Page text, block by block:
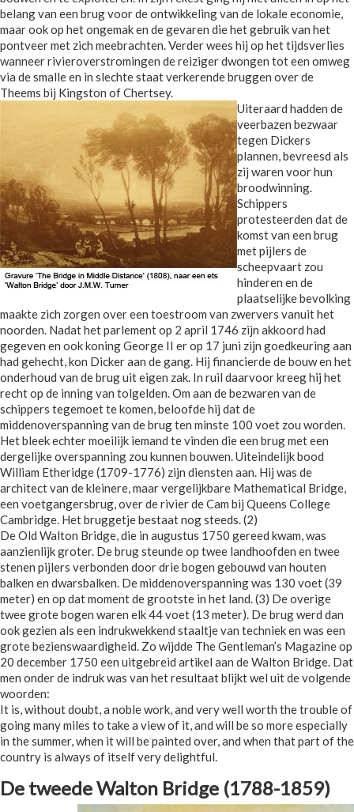
belang van een brug voor de ontwikkeling van de lokale economie,
maar ook op het ongemak en de gevaren die het gebruik van het
pontveer met zich meebrachten. Verder wees hij op het tijdsverlies
wanneer rivieroverstromingen de reiziger dwongen tot een omweg
via de smalle en in slechte staat verkerende bruggen over de
Theems bij Kingston of Chertsey.
Uiteraard hadden de
veerbazen bezwaar
tegen Dickers
plannen, bevreesd als
zij waren voor hun
broodwinning.
Schippers
protesteerden dat de
komst van een brug
met pijlers de
scheepvaart zou
hinderen en de
plaatselijke bevolking
maakte zich zorgen over een toestroom van zwervers vanuit het
noorden. Nadat het parlement op 2 april 1746 zijn akkoord had
gegeven en ook koning George II er op 17 juni zijn goedkeuring aan
had gehecht, kon Dicker aan de gang. Hij financierde de bouw en het
onderhoud van de brug uit eigen zak. In ruil daarvoor kreeg hij het
recht op de inning van tolgelden. Om aan de bezwaren van de
schippers tegemoet te komen, beloofde hij dat de
middenoverspanning van de brug ten minste 100 voet zou worden.
Het bleek echter moeilijk iemand te vinden die een brug met een
dergelijke overspanning zou kunnen bouwen. Uiteindelijk bood
William Etheridge (1709-1776) zijn diensten aan. Hij was de
architect van de kleinere, maar vergelijkbare Mathematical Bridge,
een voetgangersbrug, over de rivier de Cam bij Queens College
Cambridge. Het bruggetje bestaat nog steeds. (2)
De Old Walton Bridge, die in augustus 1750 gereed kwam, was
aanzienlijk groter. De brug steunde op twee landhoofden en twee
stenen pijlers verbonden door drie bogen gebouwd van houten
balken en dwarsbalken. De middenoverspanning was 130 voet (39
meter) en op dat moment de grootste in het land. (3) De overige
twee grote bogen waren elk 44 voet (13 meter). De brug werd dan
ook gezien als een indrukwekkend staaltje van techniek en was een
grote bezienswaardigheid. Zo wijdde The Gentleman’s Magazine op
20 december 1750 een uitgebreid artikel aan de Walton Bridge. Dat
men onder de indruk was van het resultaat blijkt wel uit de volgende
woorden:
It is, without doubt, a noble work, and very well worth the trouble of
going many miles to take a view of it, and will be so more especially
in the summer, when it will be painted over, and when that part of the
country is always of itself very delightful.
De tweede Walton Bridge (1788-1859)